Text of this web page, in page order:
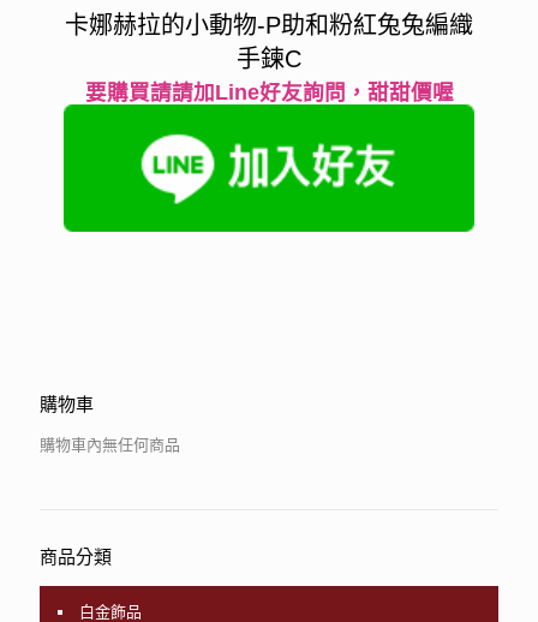
卡娜赫拉的小動物-P助和粉紅兔兔編織
手鍊C
要購買請請加Line好友詢問，甜甜價喔
購物車
購物車內無任何商品
商品分類
白金飾品